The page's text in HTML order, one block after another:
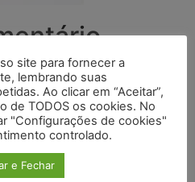
será publicado.
com *
site para fornecer a
lembrando suas
Ao clicar em “Aceitar”,
de TODOS os cookies. No
"Configurações de cookies"
controlado.
e Fechar